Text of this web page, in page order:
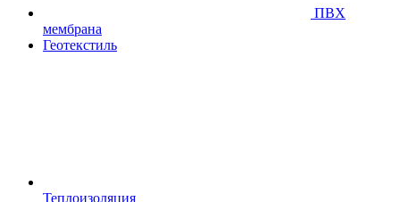
ПВХ
мембрана
Геотекстиль
Теплоизоляция